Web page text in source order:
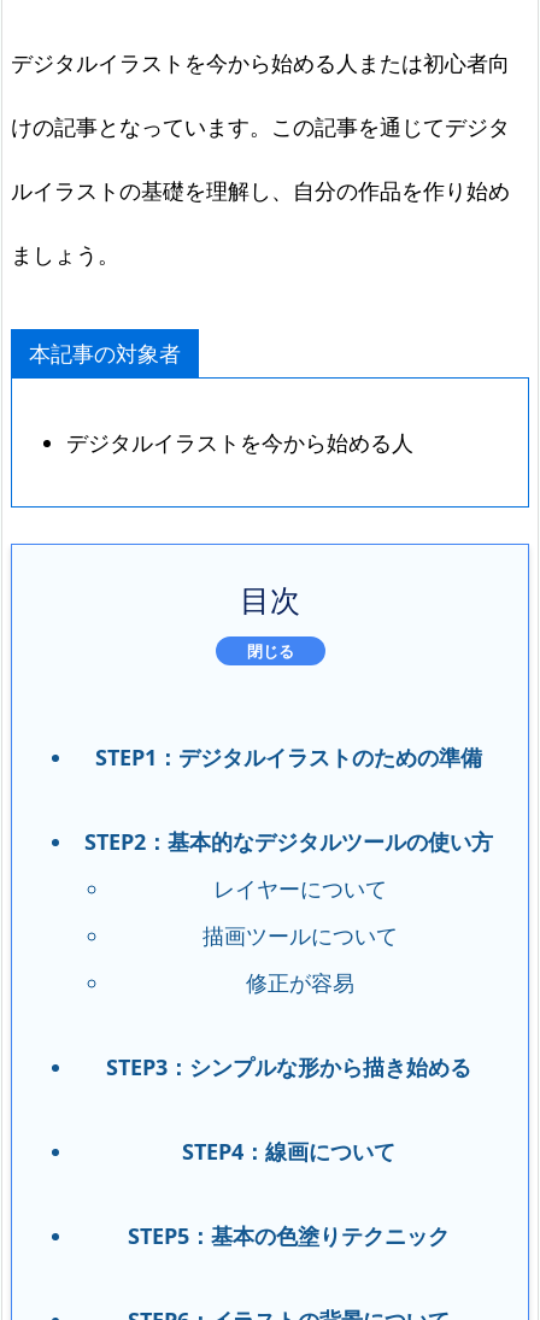
デジタルイラストを今から始める人または初心者向
けの記事となっています。この記事を通じてデジタ
ルイラストの基礎を理解し、自分の作品を作り始め
ましょう。
本記事の対象者
デジタルイラストを今から始める人
目次
STEP1：デジタルイラストのための準備
STEP2：基本的なデジタルツールの使い方
レイヤーについて
描画ツールについて
修正が容易
STEP3： シンプルな形から描き始める
STEP4：線画について
STEP5：基本の色塗りテクニック